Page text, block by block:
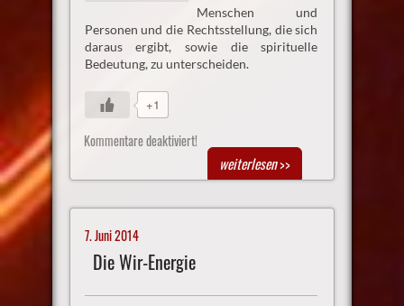
Menschen und
Personen und die Rechtsstellung, die sich
daraus ergibt, sowie die spirituelle
Bedeutung, zu unterscheiden.
+1
Kommentare deaktiviert!
weiterlesen>>
7. Juni 2014
Die Wir-Energie